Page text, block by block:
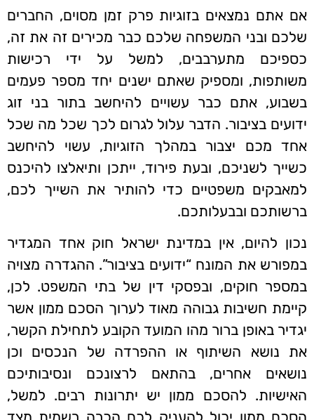
אם אתם נמצאים בזוגיות פרק זמן מסוים, החברים
שלכם ובני המשפחה שלכם כבר מכירים זה את זה,
כספיכם מתערבבים, למשל על ידי רכישות
משותפות, ומספיק שאתם ישנים יחד מספר פעמים
בשבוע, אתם כבר עשויים להיחשב בתור בני זוג
ידועים בציבור. הדבר עלול לגרום לכך שכל מה שכל
אחד מכם יצבור במהלך הזוגיות, עשוי להיחשב
כשייך לשניכם, ובעת פירוד, ייתכן ותיאלצו להיכנס
למאבקים משפטיים כדי להותיר את השייך לכם,
ברשותכם ובבעלותכם.
נכון להיום, אין במדינת ישראל חוק אחד המגדיר
במפורש את המונח “ידועים בציבור”. ההגדרה מצויה
במספר חוקים, ובפסקי דין של בתי המשפט. לכן,
קיימת חשיבות גבוהה מאוד לערוך הסכם ממון אשר
יגדיר באופן ברור מהו המועד הקובע לתחילת הקשר,
את נושא השיתוף או ההפרדה של הנכסים וכן
נושאים אחרים, בהתאם לרצונכם ונסיבותיכם
האישיות. להסכם ממון יש יתרונות רבים. למשל,